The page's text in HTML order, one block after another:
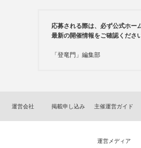
応募される際は、必ず公式ホー
最新の開催情報をご確認ください
「登竜門」編集部
運営会社 掲載申し込み 主催運営ガイド
運営メディア